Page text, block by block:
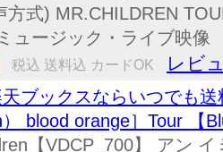
方式) MR.CHILDREN
ュージック・ライブ映像
税込 送料込 カードOK レビ
天ブックスならいつでも
blood orange］Tour 【
【VDCP_700】 アン